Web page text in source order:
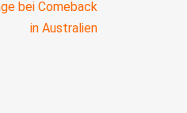
bei Comeback
in Australien